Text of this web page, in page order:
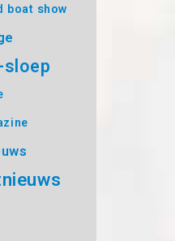
boat show